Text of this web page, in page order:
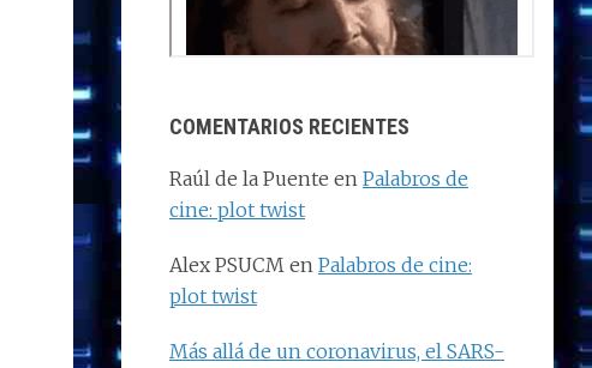
COMENTARIOS RECIENTES
Raúl de la Puente en Palabros de
cine: plot twist
Alex PSUCM en Palabros de cine:
plot twist
Más allá de un coronavirus, el SARS-